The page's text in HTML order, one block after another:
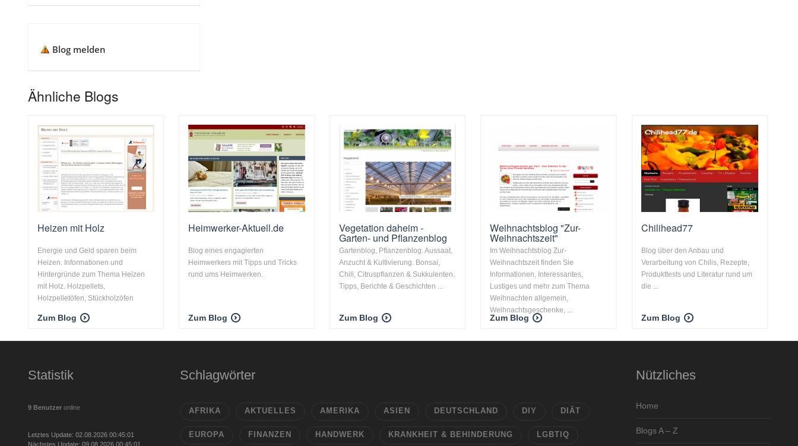
Blog melden
Ähnliche Blogs
Heizen mit Holz
Energie und Geld sparen beim
Heizen. Informationen und
Hintergründe zum Thema Heizen
mit Holz. Holzpellets,
Holzpelletöfen, Stückholzöfen
Zum Blog
Heimwerker-Aktuell.de
Blog eines engagierten
Heimwerkers mit Tipps und Tricks
rund ums Heimwerken.
Zum Blog
Vegetation daheim -
Garten- und Pflanzenblog
Gartenblog, Pflanzenblog. Aussaat,
Anzucht & Kultivierung. Bonsai,
Chili, Citruspflanzen & Sukkulenten.
Tipps, Berichte & Geschichten ...
Zum Blog
Weihnachtsblog "Zur-
Weihnachtszeit"
Im Weihnachtsblog Zur-
Weihnachtszeit finden Sie
Informationen, Interessantes,
Lustiges und mehr zum Thema
Weihnachten allgemein,
Weihnachtsgeschenke, ...
Zum Blog
Chilihead77
Blog über den Anbau und
Verarbeitung von Chilis, Rezepte,
Produkttests und Literatur rund um
die ...
Zum Blog
Statistik
9 Benutzer online
Letztes Update: 02.08.2026 00:45:01
Nächstes Update: 09.08.2026 00:45:01
Schlagwörter
AFRIKA AKTUELLES AMERIKA ASIEN DEUTSCHLAND DIY DIÄT
EUROPA FINANZEN HANDWERK KRANKHEIT & BEHINDERUNG LGBTIQ
Nützliches
Home
Blogs A – Z